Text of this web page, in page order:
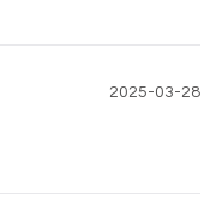
2025-03-28